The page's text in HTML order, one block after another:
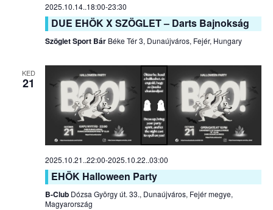
2025.10.14..18:00-23:30
DUE EHÖK X SZÖGLET – Darts Bajnokság
Szöglet Sport Bár Béke Tér 3, Dunaújváros, Fejér, Hungary
KED
21
2025.10.21..22:00-2025.10.22..03:00
EHÖK Halloween Party
B-Club Dózsa György út. 33., Dunaújváros, Fejér megye,
Magyarország